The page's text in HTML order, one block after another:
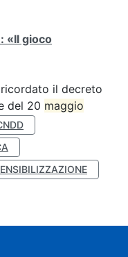
«Il gioco
il decreto
del 20 maggio